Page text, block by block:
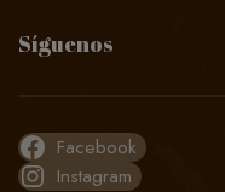
Síguenos
Facebook
Instagram